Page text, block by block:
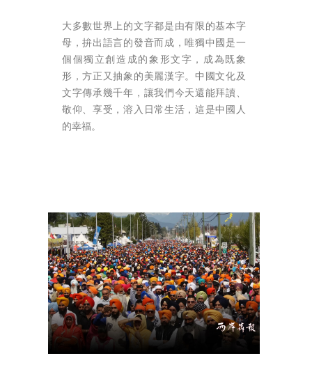
大多數世界上的文字都是由有限的基本字
母，拚出語言的發音而成，唯獨中國是一
個個獨立創造成的象形文字，成為既象
形，方正又抽象的美麗漢字。中國文化及
文字傳承幾千年，讓我們今天還能拜讀、
敬仰、享受，溶入日常生活，這是中國人
的幸福。